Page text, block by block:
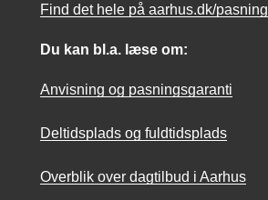
Find det hele på aarhus.dk/pasning
Du kan bl.a. læse om:
Anvisning og pasningsgaranti
Deltidsplads og fuldtidsplads
Overblik over dagtilbud i Aarhus